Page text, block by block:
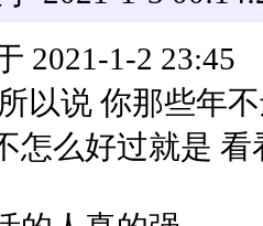
2021-1-2 23:45
以说 你那些年
怎么好过就是 看